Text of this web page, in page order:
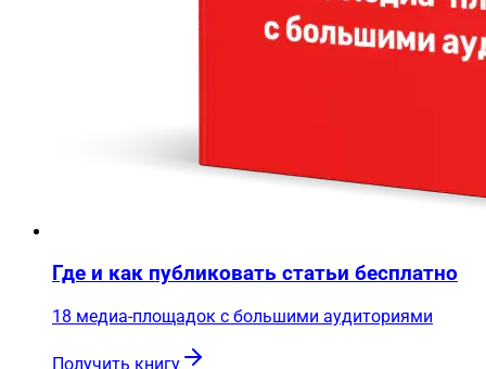
Где и как публиковать статьи бесплатно
18 медиа-площадок с большими аудиториями
Получить книгу